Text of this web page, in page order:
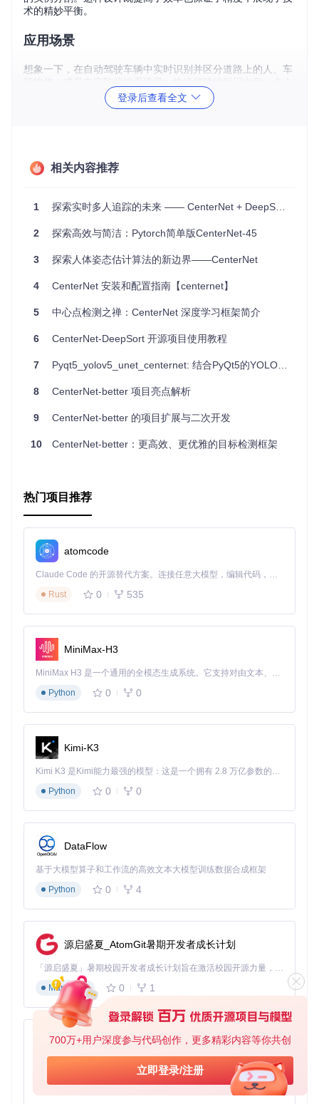
700万+用户深度参与代码创作，更多精彩内容等你共创
立即登录/注册
术的精妙平衡。
应用场景
想象一下，在自动驾驶车辆中实时识别并区分道路上的人、车
和特定目标；甚至是电商商品的自动化分类和标注。CenterN
et-CondInst凭借其高效的检测与分割能力，广泛适用于视频监
项目特点
灵活性：单一网络架构同时处理目标检测与实例分割，减
高性能：通过结合两大学术成果，达到不错的AP值，尤其
易用性：详细的安装文档与命令行示例，让新手也能轻松
可视化直观：提供可视化工具帮助理解模型输出，增强实
验的透明度。
无疑是一次勇敢的探
索，它不仅是科研界的又一杰作，也为产业界提供了强有力的
工程师，都值得深入了解并尝试这一创新项目。启动你的旅
创智能未来的辉煌篇章！
望能够激发更多技术爱好者的兴趣，共同推进计算机视觉领域
登录后查看全文
相关内容推荐
1 探索实时多人追踪的未来 —— CenterNet + DeepSort 深度学习开源项目评测
2 探索高效与简洁：Pytorch简单版CenterNet-45
3 探索人体姿态估计算法的新边界——CenterNet
4 CenterNet 安装和配置指南【centernet】
5 中心点检测之禅：CenterNet 深度学习框架简介
6 CenterNet-DeepSort 开源项目使用教程
7 Pyqt5_yolov5_unet_centernet: 结合PyQt5的YOLOv5、U-Net与CenterNet深度学习模型应用指南
8 CenterNet-better 项目亮点解析
9 CenterNet-better 的项目扩展与二次开发
10 CenterNet-better：更高效、更优雅的目标检测框架
热门项目推荐
atomcode
Claude Code 的开源替代方案。连接任意大模型，编辑代码，运行命令，自动验证 — 全自动执行。用 Rust 构建，极致性能。 ｜ An open-source alternative to Claude Code. Connect any LLM, edit code, run commands, and verify changes — autonomously. Built in Rust for speed. Get Started
Rust
0 535
MiniMax-H3
MiniMax H3 是一个通用的全模态生成系统。它支持对由文本、图像、视频和音频组成的多模态上下文进行统一理解，并能生成分辨率高达 2K、时长可达 15 秒的带原生立体声音频的视频。得益于面向任务泛化的系统设计，H3 在预训练阶段就已具备广泛的多模态上下文理解与生成能力，能够出色地执行复杂的多模态指令。
Python
0 0
Kimi-K3
Kimi K3 是Kimi能力最强的模型：这是一个拥有 2.8 万亿参数的混合专家（MoE）模型，具备原生视觉理解能力，并支持 100 万 token 的上下文窗口。
Python
0 0
DataFlow
基于大模型算子和工作流的高效文本大模型训练数据合成框架
Python
0 4
源启盛夏_AtomGit暑期开发者成长计划
「源启盛夏」暑期校园开发者成长计划旨在激活校园开源力量，通过积分激励、认证扶持、资源倾斜等形式，引导高校组织和开发者完成「入驻 — 建项目 — 做贡献 — 获认证 — 得资源」的完整闭环。无论你是想带领社团入驻平台的组织者，还是希望用代码贡献证明自己的开发者，都能在这里找到属于你的成长路径。
Markdown
0 1
py-xiaozhi
基于Python的Xiaozhi AI，适用于想要完整Xiaozhi体验而无需拥有专用硬件的用户。
Python
0 1